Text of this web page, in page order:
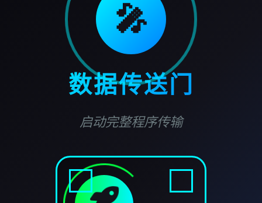
🎤
数据传送门
启动完整程序传输